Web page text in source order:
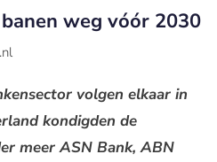
weg vóór 2030
volgen elkaar in
kondigden de
meer ASN Bank, ABN